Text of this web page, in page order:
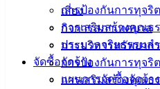
การป้องกันการทุจริต
การเสริมสร้างคุณธ
ประมวลจริยธรรมส
จัดซื้อจัดจ้าง
แผนการจัดซื้อจัดจ้าง
เสี่ยง
กิจการสภาเทศบาล
การบริหารทรัพยาก
การป้องกันการทุจริต
การเสริมสร้างคุณธ
บริการ
ประชาชน
ดาวน์โหลด